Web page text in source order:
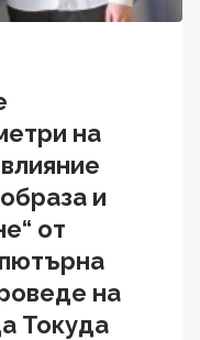
на
и
от
на
Токуда